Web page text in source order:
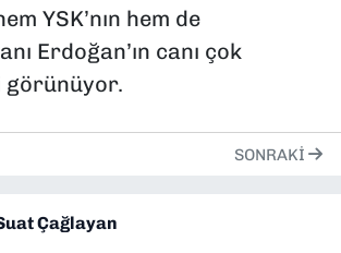
YSK’nın hem de
Erdoğan’ın canı çok
görünüyor.
SONRAKI
Çağlayan